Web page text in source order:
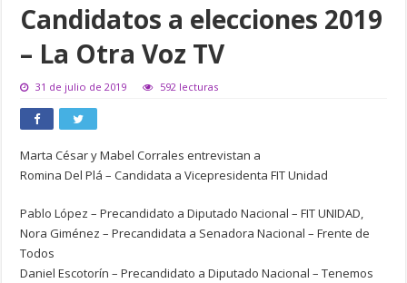
Candidatos a elecciones 2019
– La Otra Voz TV
31 de julio de 2019 592 lecturas
Marta César y Mabel Corrales entrevistan a
Romina Del Plá – Candidata a Vicepresidenta FIT Unidad
Pablo López – Precandidato a Diputado Nacional – FIT UNIDAD,
Nora Giménez – Precandidata a Senadora Nacional – Frente de
Todos
Daniel Escotorín – Precandidato a Diputado Nacional – Tenemos